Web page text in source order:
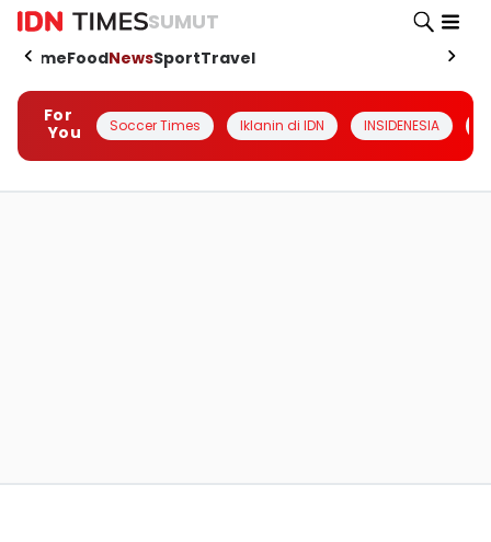
SUMUT
HomeFoodNewsSportTravel
For
You
Soccer Times Iklanin di IDN INSIDENESIA